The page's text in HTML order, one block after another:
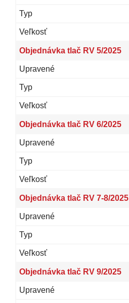
Objednávka tlač RV 5/2025
Objednávka tlač RV 6/2025
Objednávka tlač RV 7-8/2025
Objednávka tlač RV 9/2025